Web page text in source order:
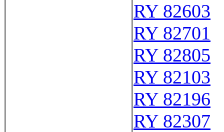
RY 82603
RY 82701
RY 82805
RY 82103
RY 82196
RY 82307